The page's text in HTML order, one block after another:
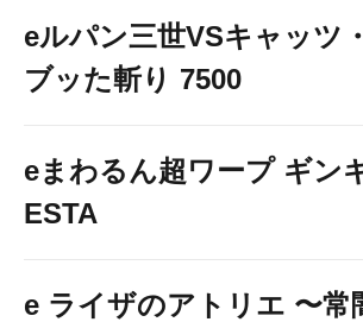
eルパン三世VSキャッツ
ブッた斬り 7500
eまわるん超ワープ ギン
ESTA
e ライザのアトリエ 〜常